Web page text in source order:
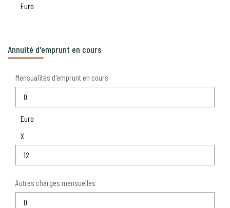
Euro
Annuité d'emprunt en cours
Mensualités d'emprunt en cours
Euro
X
Autres charges mensuelles